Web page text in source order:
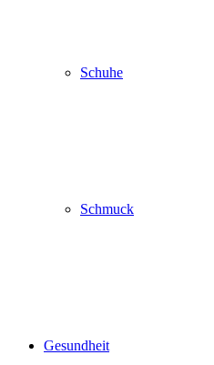
Schuhe
Schmuck
Gesundheit